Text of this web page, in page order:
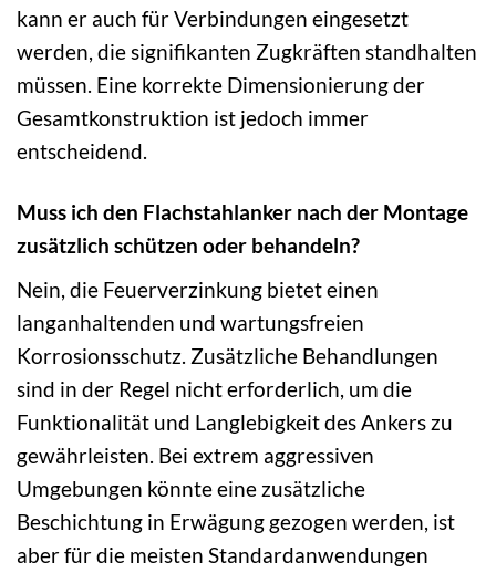
kann er auch für Verbindungen eingesetzt
werden, die signifikanten Zugkräften standhalten
müssen. Eine korrekte Dimensionierung der
Gesamtkonstruktion ist jedoch immer
entscheidend.
Muss ich den Flachstahlanker nach der Montage
zusätzlich schützen oder behandeln?
Nein, die Feuerverzinkung bietet einen
langanhaltenden und wartungsfreien
Korrosionsschutz. Zusätzliche Behandlungen
sind in der Regel nicht erforderlich, um die
Funktionalität und Langlebigkeit des Ankers zu
gewährleisten. Bei extrem aggressiven
Umgebungen könnte eine zusätzliche
Beschichtung in Erwägung gezogen werden, ist
aber für die meisten Standardanwendungen